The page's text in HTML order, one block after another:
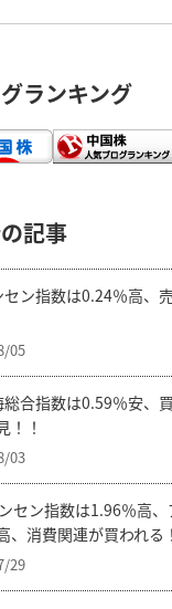
ランキング
記事
ン指数は0.24％高、
05
合指数は0.59％安、
！！
03
セン指数は1.96％高
、消費関連が買われる
29